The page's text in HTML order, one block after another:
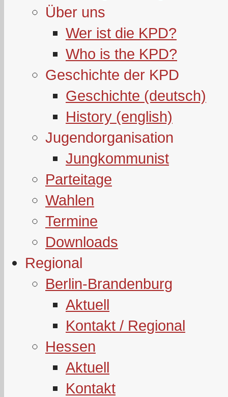
Über uns
Wer ist die KPD?
Who is the KPD?
Geschichte der KPD
Geschichte (deutsch)
History (english)
Jugendorganisation
Jungkommunist
Parteitage
Wahlen
Termine
Downloads
Regional
Berlin-Brandenburg
Aktuell
Kontakt / Regional
Hessen
Aktuell
Kontakt